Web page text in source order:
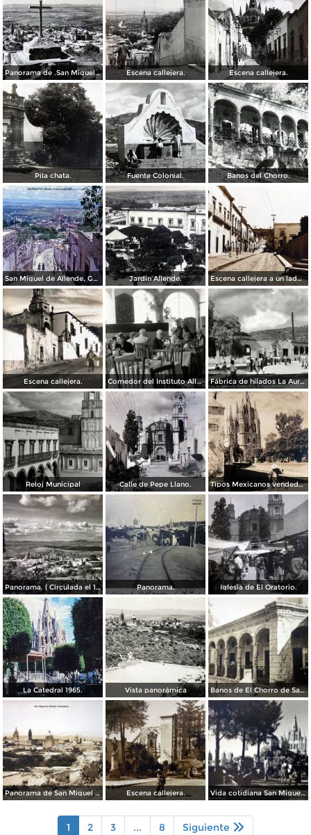
Panorama de .San Miguel de Allende Guanajuato Escena callejera. Escena callejera.
Pila chata. Fuente Colonial. Banos del Chorro.
San Miguel de Allende, Guanajuato 1967 Jardin Allende. Escena callejera a un lado del Exconvento de San Francisco.
Escena callejera. Comedor del Instituto Allende Fábrica de hilados La Aurora
Reloj Municipal Calle de Pepe Llano. Tipos Mexicanos vendedor de agua. ( Circulada el 14 de Octubre de 1942 ).
Panorama. ( Circulada el 17 de Marzo de 1952 ). Panorama. Iglesia de El Oratorio.
La Catedral 1965. Vista panorámica Banos de El Chorro de San Miguel de Allende, Guanajuato.
Panorama de San Miguel de Allende, Guanajuato . Escena callejera. Vida cotidiana San Miguel de Allende Guanajuato.
1 2 3 ... 8 Siguiente